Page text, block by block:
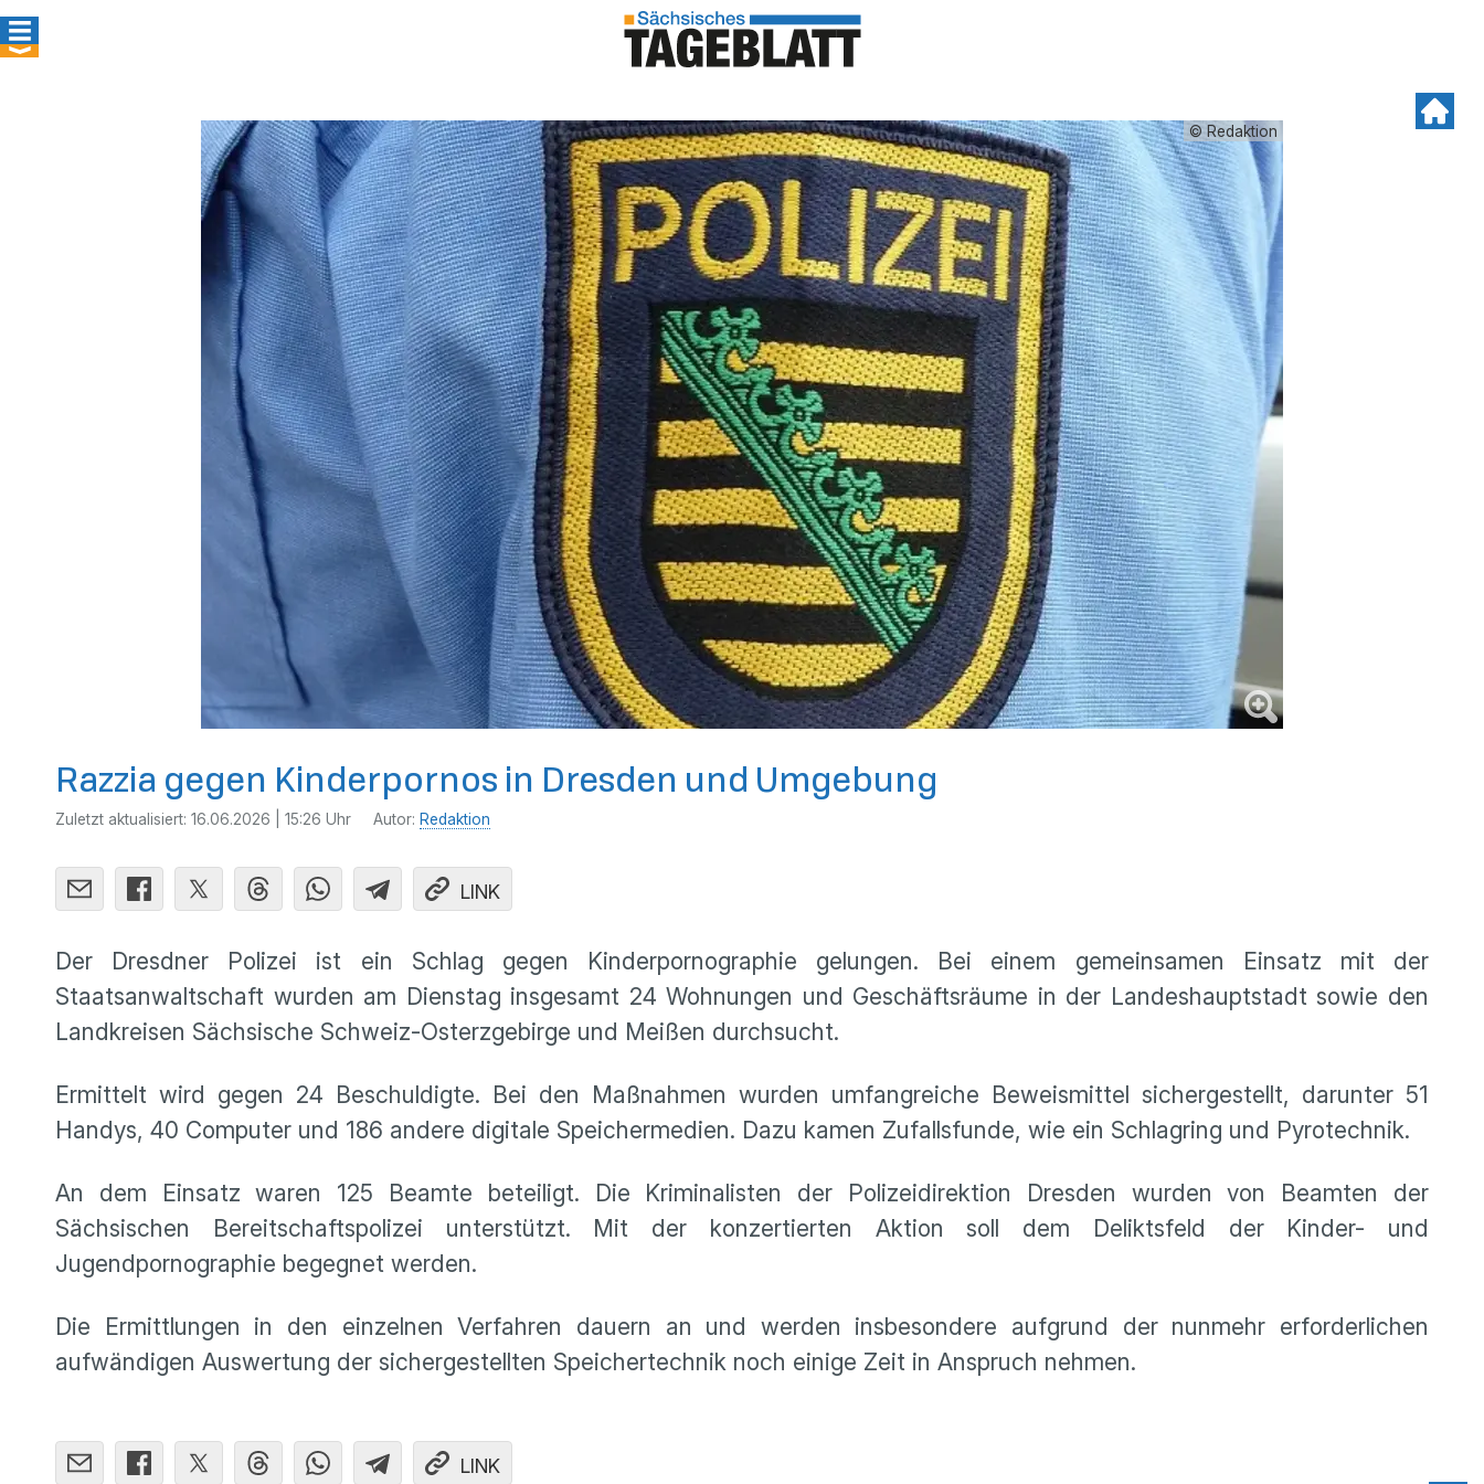
© Redaktion
Razzia gegen Kinderpornos in Dresden und Umgebung
Zuletzt aktualisiert: 16.06.2026 | 15:26 Uhr Autor: Redaktion
LINK
Der Dresdner Polizei ist ein Schlag gegen Kinderpornographie gelungen. Bei einem gemeinsamen Einsatz mit der
Staatsanwaltschaft wurden am Dienstag insgesamt 24 Wohnungen und Geschäftsräume in der Landeshauptstadt sowie den
Landkreisen Sächsische Schweiz-Osterzgebirge und Meißen durchsucht.
Ermittelt wird gegen 24 Beschuldigte. Bei den Maßnahmen wurden umfangreiche Beweismittel sichergestellt, darunter 51
Handys, 40 Computer und 186 andere digitale Speichermedien. Dazu kamen Zufallsfunde, wie ein Schlagring und Pyrotechnik.
An dem Einsatz waren 125 Beamte beteiligt. Die Kriminalisten der Polizeidirektion Dresden wurden von Beamten der
Sächsischen Bereitschaftspolizei unterstützt. Mit der konzertierten Aktion soll dem Deliktsfeld der Kinder- und
Jugendpornographie begegnet werden.
Die Ermittlungen in den einzelnen Verfahren dauern an und werden insbesondere aufgrund der nunmehr erforderlichen
aufwändigen Auswertung der sichergestellten Speichertechnik noch einige Zeit in Anspruch nehmen.
LINK